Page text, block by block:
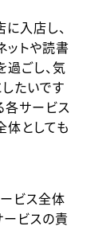
入店し、
ットや読書
ごし、気
たいです
各サービス
体としても
ビス全体
ービスの責